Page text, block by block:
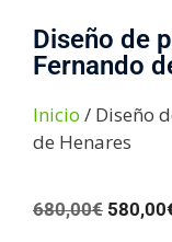
Diseño de
Fernando
Inicio / Diseño
de Henares
680,00€ 580,00